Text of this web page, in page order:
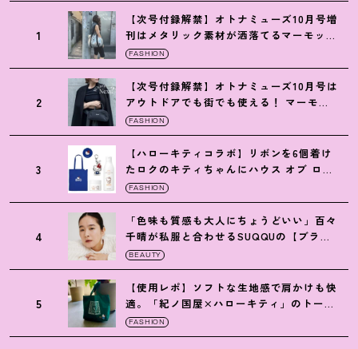
1
【次号付録解禁】オトナミューズ10月号増
刊はメタリック素材が洒落てるマーモット
の保冷バッグ
FASHION
2
【次号付録解禁】オトナミューズ10月号は
アウトドアでも街でも使える ！ マーモッ
トの黒ショルダー
FASHION
3
【ハローキティコラボ】リボンを6個着け
たロクのキティちゃんにハウス オブ ロー
ゼの限定パケも
FASHION
4
「色味も質感も大人にちょうどいい」百々
千晴が私服と合わせるSUQQUの【ブラー
リクイド リップ】6選
BEAUTY
5
【使用レポ】ソフトな生地感で肩かけも快
適。「紀ノ国屋×ハローキティ」のトート
がガシガシ使えて最高です
FASHION